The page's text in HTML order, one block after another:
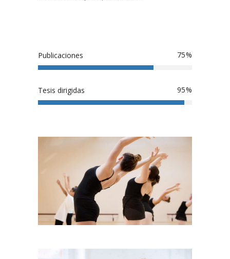
Publicaciones 75
Tesis dirigidas 95